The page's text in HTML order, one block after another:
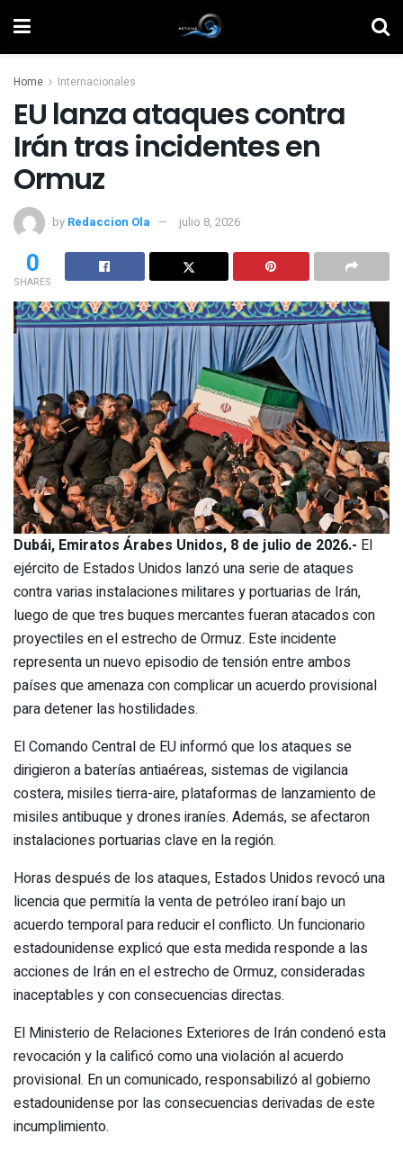
Home Internacionales
EU lanza ataques contra
Irán tras incidentes en
Ormuz
by Redaccion Ola julio 8, 2026
0
SHARES
Dubái, Emiratos Árabes Unidos, 8 de julio de 2026.- El
ejército de Estados Unidos lanzó una serie de ataques
contra varias instalaciones militares y portuarias de Irán,
luego de que tres buques mercantes fueran atacados con
proyectiles en el estrecho de Ormuz. Este incidente
representa un nuevo episodio de tensión entre ambos
países que amenaza con complicar un acuerdo provisional
para detener las hostilidades.
El Comando Central de EU informó que los ataques se
dirigieron a baterías antiaéreas, sistemas de vigilancia
costera, misiles tierra-aire, plataformas de lanzamiento de
misiles antibuque y drones iraníes. Además, se afectaron
instalaciones portuarias clave en la región.
Horas después de los ataques, Estados Unidos revocó una
licencia que permitía la venta de petróleo iraní bajo un
acuerdo temporal para reducir el conflicto. Un funcionario
estadounidense explicó que esta medida responde a las
acciones de Irán en el estrecho de Ormuz, consideradas
inaceptables y con consecuencias directas.
El Ministerio de Relaciones Exteriores de Irán condenó esta
revocación y la calificó como una violación al acuerdo
provisional. En un comunicado, responsabilizó al gobierno
estadounidense por las consecuencias derivadas de este
incumplimiento.